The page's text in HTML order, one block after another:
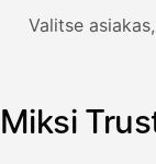
Valitse
Kuvitus: käyttäjä
Miksi